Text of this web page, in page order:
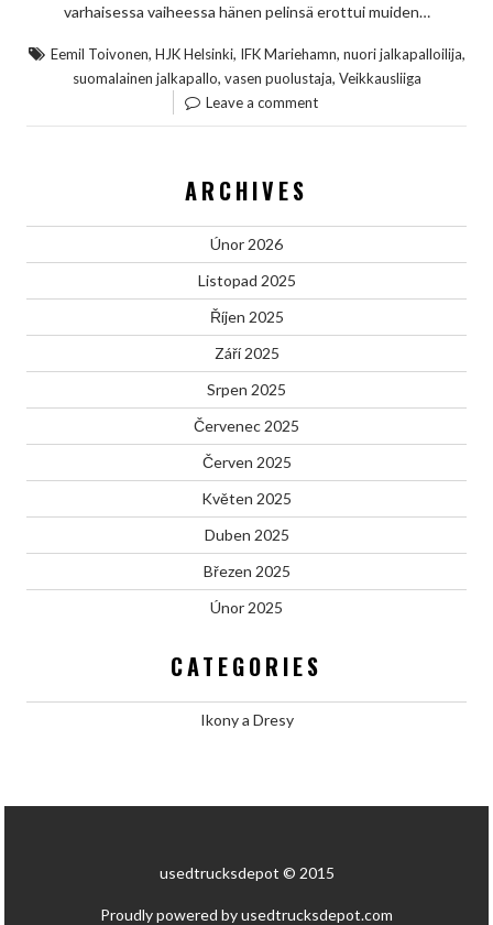
varhaisessa vaiheessa hänen pelinsä erottui muiden…
Eemil Toivonen, HJK Helsinki, IFK Mariehamn, nuori jalkapalloilija,
suomalainen jalkapallo, vasen puolustaja, Veikkausliiga
Leave a comment
ARCHIVES
Únor 2026
Listopad 2025
Říjen 2025
Září 2025
Srpen 2025
Červenec 2025
Červen 2025
Květen 2025
Duben 2025
Březen 2025
Únor 2025
CATEGORIES
Ikony a Dresy
usedtrucksdepot © 2015
Proudly powered by usedtrucksdepot.com